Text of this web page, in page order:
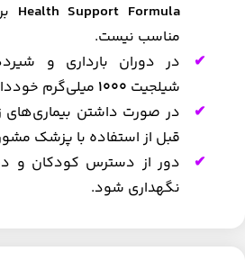
Health Support Formula
مناسب نیست.
در دوران بارداری و
شیلجیت 1000 میلی‌گرم
در صورت داشتن بیماری‌های
قبل از استفاده با پزشک
دور از دسترس کودکان
نگهداری شود.